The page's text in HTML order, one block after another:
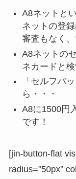
A8ネットと
ネットの登
審査もなく
A8ネットの
ネカードと
「セルフバ
ら・・・
A8に1500円
です！
[jin-button-flat
radius=”50px”